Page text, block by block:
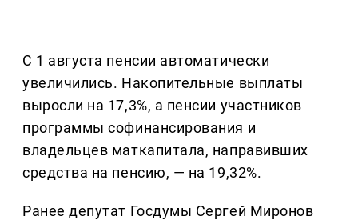
С 1 августа пенсии автоматически
увеличились. Накопительные выплаты
выросли на 17,3%, а пенсии участников
программы софинансирования и
владельцев маткапитала, направивших
средства на пенсию, — на 19,32%.
Ранее депутат Госдумы Сергей Миронов